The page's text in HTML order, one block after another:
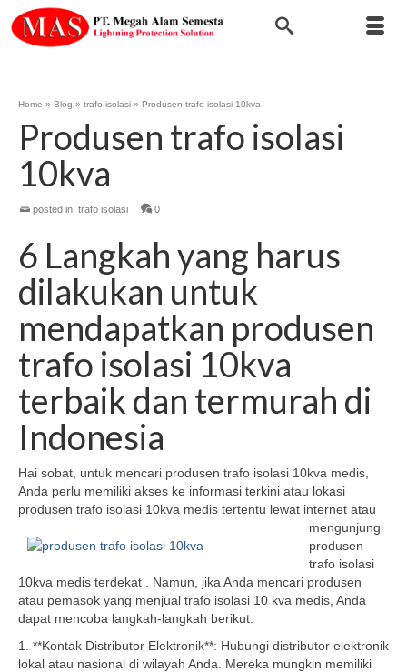
Home » Blog » trafo isolasi » Produsen trafo isolasi 10kva
Produsen trafo isolasi
10kva
posted in: trafo isolasi | 0
6 Langkah yang harus
dilakukan untuk
mendapatkan produsen
trafo isolasi 10kva
terbaik dan termurah di
Indonesia
Hai sobat, untuk mencari produsen trafo isolasi 10kva medis,
Anda perlu memiliki akses ke informasi terkini atau lokasi
produsen trafo isolasi 10kva medis tertentu lewat internet atau
mengunjungi
produsen
trafo isolasi
10kva medis terdekat . Namun, jika Anda mencari produsen
atau pemasok yang menjual trafo isolasi 10 kva medis, Anda
dapat mencoba langkah-langkah berikut:
1. **Kontak Distributor Elektronik**: Hubungi distributor elektronik
lokal atau nasional di wilayah Anda. Mereka mungkin memiliki